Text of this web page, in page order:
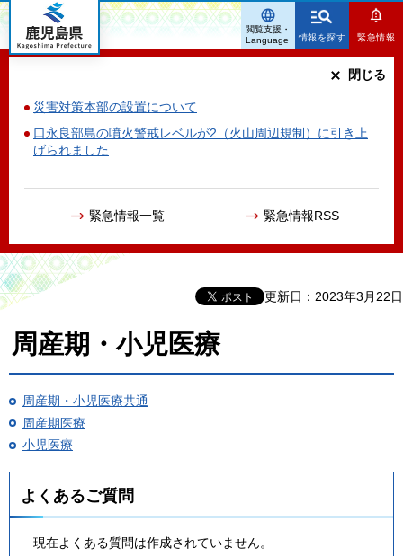
鹿児島県
情報を探す 緊急情報
災害対策本部の設置について
口永良部島の噴火警戒レベルが2（火山周辺規制）に引き上
げられました
緊急情報一覧 緊急情報RSS
閉じる
閲覧支援・
Language
更新日：2023年3月22日
周産期・小児医療
周産期・小児医療共通
周産期医療
小児医療
よくあるご質問
現在よくある質問は作成されていません。